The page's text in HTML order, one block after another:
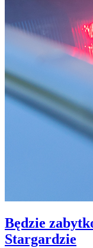
Będzie
Stargardzie